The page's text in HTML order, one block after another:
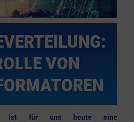
VON
ist für uns heute eine